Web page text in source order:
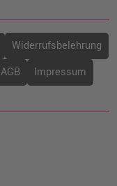
Widerrufsbelehrung
AGB Impressum